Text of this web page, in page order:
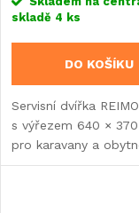
skladě 4 ks
DO KOŠÍKU
Servisní dvířka REIMO
s výřezem 640 ×
pro karavany a
Hliníkový rám s ABS